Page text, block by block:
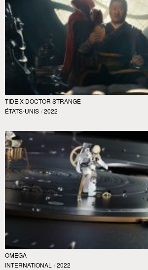
TIDE X DOCTOR STRANGE
ÉTATS-UNIS / 2022
OMEGA
INTERNATIONAL / 2022